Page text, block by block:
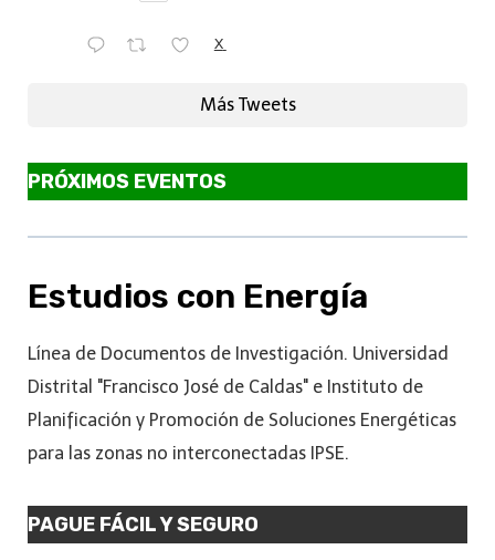
X
Más Tweets
PRÓXIMOS EVENTOS
Estudios con Energía
Línea de Documentos de Investigación. Universidad
Distrital "Francisco José de Caldas" e Instituto de
Planificación y Promoción de Soluciones Energéticas
para las zonas no interconectadas IPSE.
PAGUE FÁCIL Y SEGURO